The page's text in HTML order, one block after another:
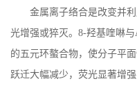
金属离子络合是改变并
光增强或猝灭。 8-羟基喹啉与
的五元环螯合物，使分子平
跃迁大幅减少，荧光显著增